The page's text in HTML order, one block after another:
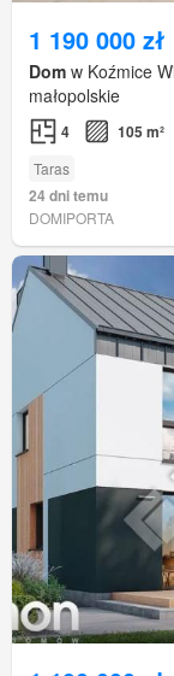
1 190 000 zł
Dom w Koźmice
małopolskie
4 105 m²
Taras
24 dni temu
DOMIPORTA